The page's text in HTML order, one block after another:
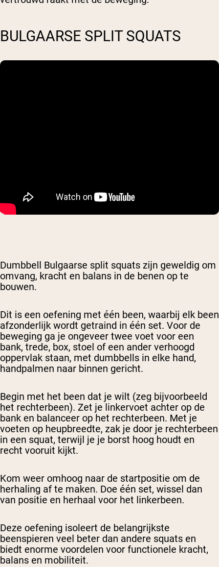
BULGAARSE SPLIT SQUATS
Dumbbell Bulgaarse split squats zijn geweldig om
omvang, kracht en balans in de benen op te
bouwen.
Dit is een oefening met één been, waarbij elk been
afzonderlijk wordt getraind in één set. Voor de
beweging ga je ongeveer twee voet voor een
bank, trede, box, stoel of een ander verhoogd
oppervlak staan, met dumbbells in elke hand,
handpalmen naar binnen gericht.
Begin met het been dat je wilt (zeg bijvoorbeeld
het rechterbeen). Zet je linkervoet achter op de
bank en balanceer op het rechterbeen. Met je
voeten op heupbreedte, zak je door je rechterbeen
in een squat, terwijl je je borst hoog houdt en
recht vooruit kijkt.
Kom weer omhoog naar de startpositie om de
herhaling af te maken. Doe één set, wissel dan
van positie en herhaal voor het linkerbeen.
Deze oefening isoleert de belangrijkste
beenspieren veel beter dan andere squats en
biedt enorme voordelen voor functionele kracht,
balans en mobiliteit.